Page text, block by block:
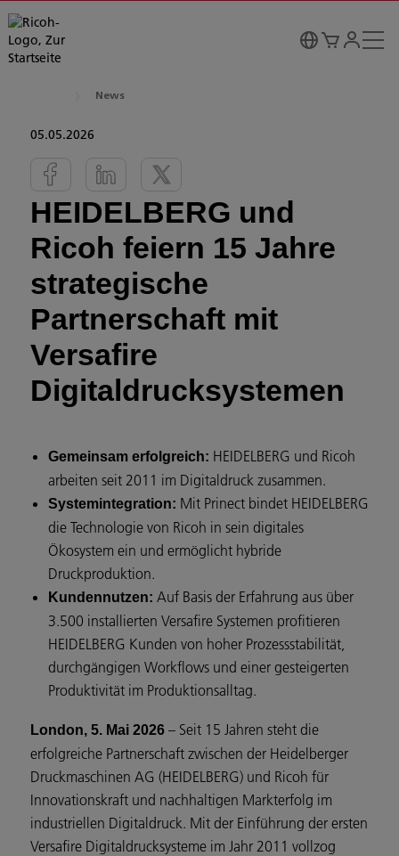
News
05.05.2026
HEIDELBERG und
Ricoh feiern 15 Jahre
strategische
Partnerschaft mit
Versafire
Digitaldrucksystemen
Gemeinsam erfolgreich: HEIDELBERG und Ricoh
arbeiten seit 2011 im Digitaldruck zusammen.
Systemintegration: Mit Prinect bindet HEIDELBERG
die Technologie von Ricoh in sein digitales
Ökosystem ein und ermöglicht hybride
Druckproduktion.
Kundennutzen: Auf Basis der Erfahrung aus über
3.500 installierten Versafire Systemen profitieren
HEIDELBERG Kunden von hoher Prozessstabilität,
durchgängigen Workflows und einer gesteigerten
Produktivität im Produktionsalltag.
London, 5. Mai 2026 – Seit 15 Jahren steht die
erfolgreiche Partnerschaft zwischen der Heidelberger
Druckmaschinen AG (HEIDELBERG) und Ricoh für
Innovationskraft und nachhaltigen Markterfolg im
industriellen Digitaldruck. Mit der Einführung der ersten
Versafire Digitaldrucksysteme im Jahr 2011 vollzog